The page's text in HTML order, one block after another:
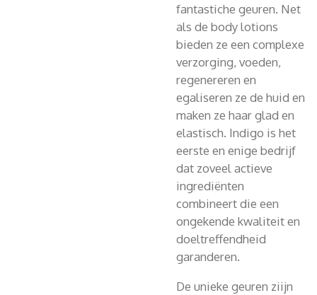
fantastiche geuren. Net
als de body lotions
bieden ze een complexe
verzorging, voeden,
regenereren en
egaliseren ze de huid en
maken ze haar glad en
elastisch. Indigo is het
eerste en enige bedrijf
dat zoveel actieve
ingrediënten
combineert die een
ongekende kwaliteit en
doeltreffendheid
garanderen.
De unieke geuren ziijn